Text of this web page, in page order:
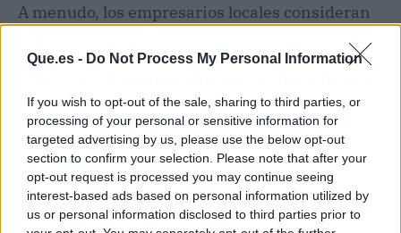
Que.es - Do Not Process My Personal Information
If you wish to opt-out of the sale, sharing to third parties, or
processing of your personal or sensitive information for
targeted advertising by us, please use the below opt-out
section to confirm your selection. Please note that after your
opt-out request is processed you may continue seeing
interest-based ads based on personal information utilized by
us or personal information disclosed to third parties prior to
A menudo, los empresarios locales consideran
en realidad se trata de unainversión
capaz de generar retorno de inversión
constante, ya que funciona como publicidad
activa las 24 horas del día . A diferencia de
otros medios, la rotulación no depende de
campañas temporales, sino que se convierte en
un elemento fijo y siempre visible.